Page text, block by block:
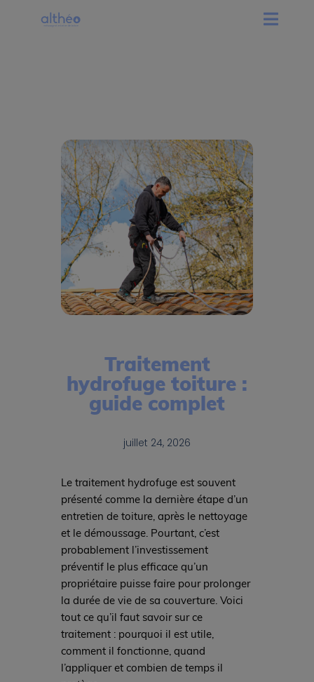
Traitement
hydrofuge toiture :
guide complet
juillet 24, 2026
Le traitement hydrofuge est souvent
présenté comme la dernière étape d’un
entretien de toiture, après le nettoyage
et le démoussage. Pourtant, c’est
probablement l’investissement
préventif le plus efficace qu’un
propriétaire puisse faire pour prolonger
la durée de vie de sa couverture. Voici
tout ce qu’il faut savoir sur ce
traitement : pourquoi il est utile,
comment il fonctionne, quand
l’appliquer et combien de temps il